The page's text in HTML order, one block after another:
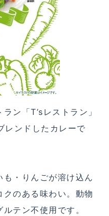
ン「T’sレストラン」
レンドしたカレーで
・りんごが溶け込ん
のある味わい。動物
テン不使用です。